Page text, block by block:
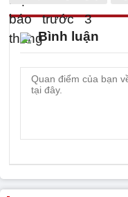
Bình luận